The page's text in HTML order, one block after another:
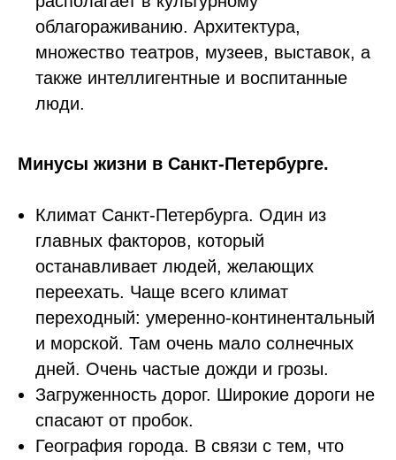
облагораживанию. Архитектура,
множество театров, музеев, выставок, а
также интеллигентные и воспитанные
люди.
Минусы жизни в Санкт-Петербурге.
Климат Санкт-Петербурга. Один из
главных факторов, который
останавливает людей, желающих
переехать. Чаще всего климат
переходный: умеренно-континентальный
и морской. Там очень мало солнечных
дней. Очень частые дожди и грозы.
Загруженность дорог. Широкие дороги не
спасают от пробок.
География города. В связи с тем, что